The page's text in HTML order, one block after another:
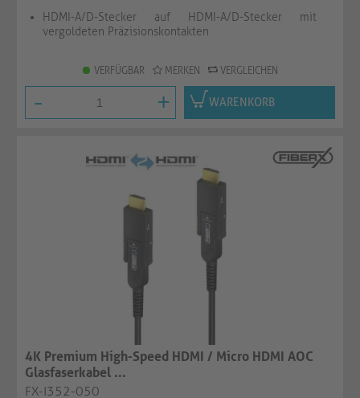
HDMI-A/D-Stecker auf HDMI-A/D-Stecker mit
vergoldeten Präzisionskontakten
VERFÜGBAR MERKEN VERGLEICHEN
- + WARENKORB
4K Premium High-Speed HDMI / Micro HDMI AOC
Glasfaserkabel ...
FX-I352-050